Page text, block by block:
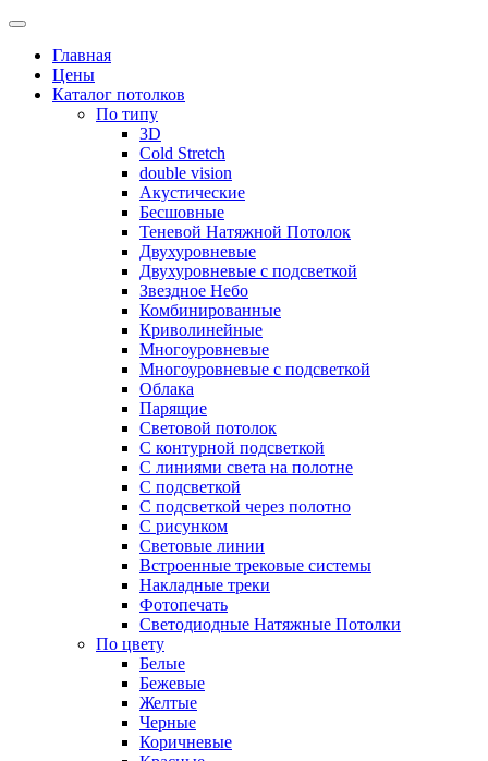
Skip
contentГлавная
Цены
Каталог потолков
По типу
3D
Cold Stretch
double vision
Акустические
Бесшовные
Теневой Натяжной Потолок
Двухуровневые
Двухуровневые с подсветкой
Звездное Небо
Комбинированные
Криволинейные
Многоуровневые
Многоуровневые с подсветкой
Облака
Парящие
Световой потолок
С контурной подсветкой
С линиями света на полотне
С подсветкой
С подсветкой через полотно
С рисунком
Световые линии
Встроенные трековые системы
Накладные треки
Фотопечать
Светодиодные Натяжные Потолки
По цвету
Белые
Бежевые
Желтые
Черные
Коричневые